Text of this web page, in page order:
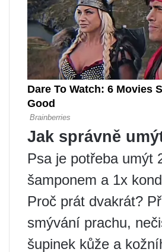
Jak správně
Psa je potřeba umýt
šamponem a 1x
Proč prát dvakrát?
smývání prachu,
šupinek kůže a